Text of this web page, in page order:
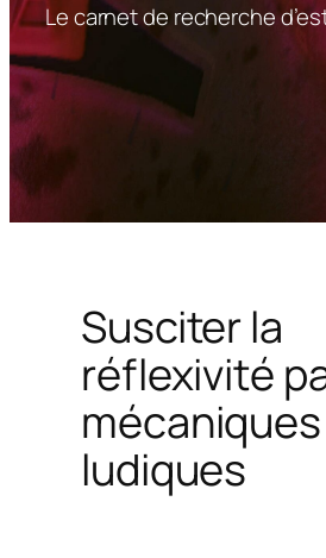
Le carnet de recherche
Susciter la
réflexivité
mécaniques
ludiques